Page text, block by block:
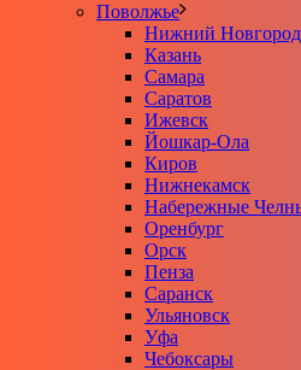
Поволжье
Нижний Новгород
Казань
Самара
Саратов
Ижевск
Йошкар-Ола
Киров
Нижнекамск
Набережные
Оренбург
Орск
Пенза
Саранск
Ульяновск
Уфа
Чебоксары